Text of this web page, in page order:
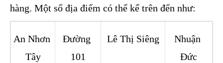
hàng. Một số địa điểm có thể kể trên đến như:
An Nhơn
Tây
Đường
101
Lê Thị Siêng
Nhuận
Đức